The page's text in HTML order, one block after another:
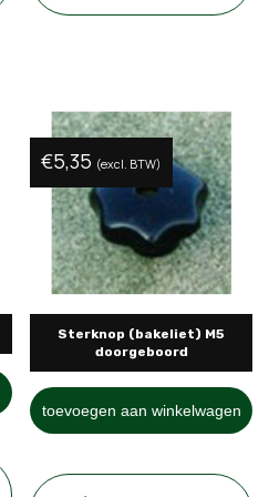
Sterknop (bakeliet) M5
doorgeboord
€5,35 (excl. BTW)
toevoegen aan winkelwagen